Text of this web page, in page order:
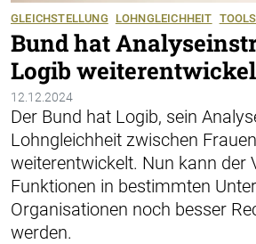
GLEICHSTELLUNG LOHNGLEICHHEIT TOOLS
Bund hat
Logib
12.12.2024
Der Bund hat Logib, sein
Lohngleichheit zwischen
weiterentwickelt. Nun kann der
Funktionen in bestimmten
Organisationen noch besser
werden.